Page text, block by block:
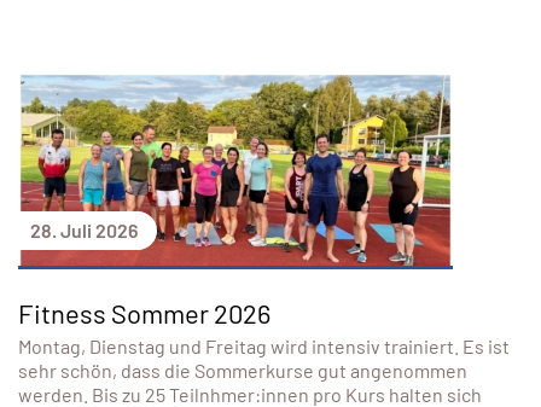
28. Juli 2026
Fitness Sommer 2026
Montag, Dienstag und Freitag wird intensiv trainiert. Es ist
sehr schön, dass die Sommerkurse gut angenommen
werden. Bis zu 25 Teilnhmer:innen pro Kurs halten sich